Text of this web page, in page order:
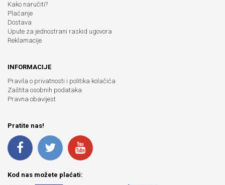
Kako naručiti?
Plaćanje
Dostava
Upute za jednostrani raskid ugovora
Reklamacije
INFORMACIJE
Pravila o privatnosti i politika kolačića
Zaštita osobnih podataka
Pravna obavijest
Pratite nas!
Kod nas možete plaćati: